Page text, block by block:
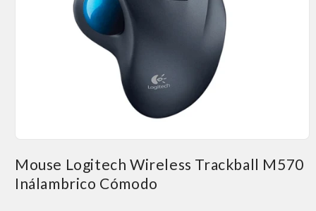
multimedia
en
Mouse Logitech Wireless Trackball M570
Inálambrico Cómodo